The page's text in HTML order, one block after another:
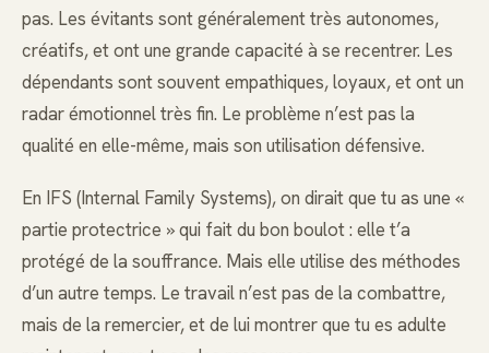
pas. Les évitants sont généralement très autonomes,
créatifs, et ont une grande capacité à se recentrer. Les
dépendants sont souvent empathiques, loyaux, et ont un
radar émotionnel très fin. Le problème n’est pas la
qualité en elle-même, mais son utilisation défensive.
En IFS (Internal Family Systems), on dirait que tu as une «
partie protectrice » qui fait du bon boulot : elle t’a
protégé de la souffrance. Mais elle utilise des méthodes
d’un autre temps. Le travail n’est pas de la combattre,
mais de la remercier, et de lui montrer que tu es adulte